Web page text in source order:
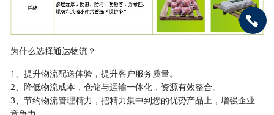
为什么选择通达物流？
1、提升物流配送体验，提升客户服务质量。
2、降低物流成本，仓储与运输一体化，资源有效整合。
3、节约物流管理精力，把精力集中到您的优势产品上，增强企业